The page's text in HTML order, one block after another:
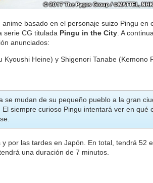
basado en el personaje suizo Pingu en
serie CG titulada Pingu in the City . A
anunciados:
Kyoushi Heine) y Shigenori Tanabe (Kemono
se mudan de su pequeño pueblo a la gran
siempre curioso Pingu intentará ver en qué
por las tardes en Japón. En total, tendrá 52
una duración de 7 minutos.